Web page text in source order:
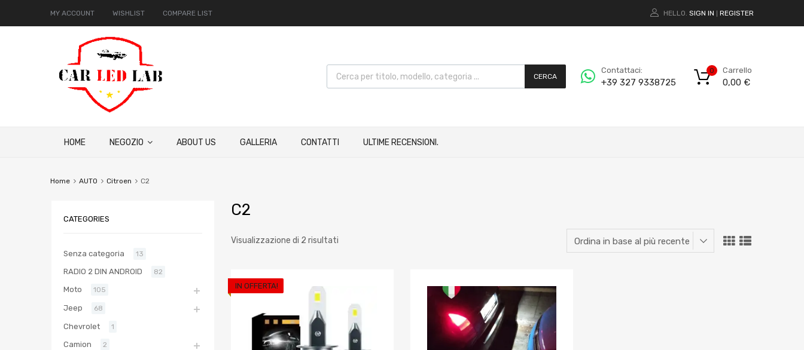
MY ACCOUNT WISHLIST COMPARE LIST HELLO. SIGN IN REGISTER
CERCA
Contattaci:
+39 327 9338725
Carrello
0,00 €
0
HOME NEGOZIO ABOUT US GALLERIA CONTATTI ULTIME RECENSIONI.
Home AUTO Citroen C2
C2
Visualizzazione di 2 risultati
IN OFFERTA!
Aggiungi ai preferiti
Aggiungi al confronto
CATEGORIES
Senza categoria 13
RADIO 2 DIN ANDROID 82
Moto 105
Jeep 68
Chevrolet 1
Camion 2